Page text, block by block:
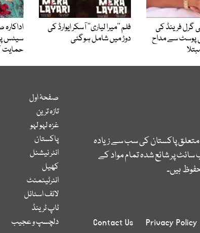
گرل فرینڈ کی
پوسٹ سے مداح
فلم ’’میرا لیاری‘‘ آسکر ایوارڈ کی
دوڑ میں شامل ہوگئی
سیٹس
حمایت
پاکستان کی سب سے زیادہ
پر شائع شدہ تمام مواد کے
ہیں۔
Privacy Policy
Contact Us
صفحۂ اول
تازہ ترین
غزہ لہو لہو
پاکستان
انٹر نیشنل
کھیل
انٹرٹینمنٹ
لائف اسٹائل
ٹاپ ٹرینڈ
دلچسپ و عجیب